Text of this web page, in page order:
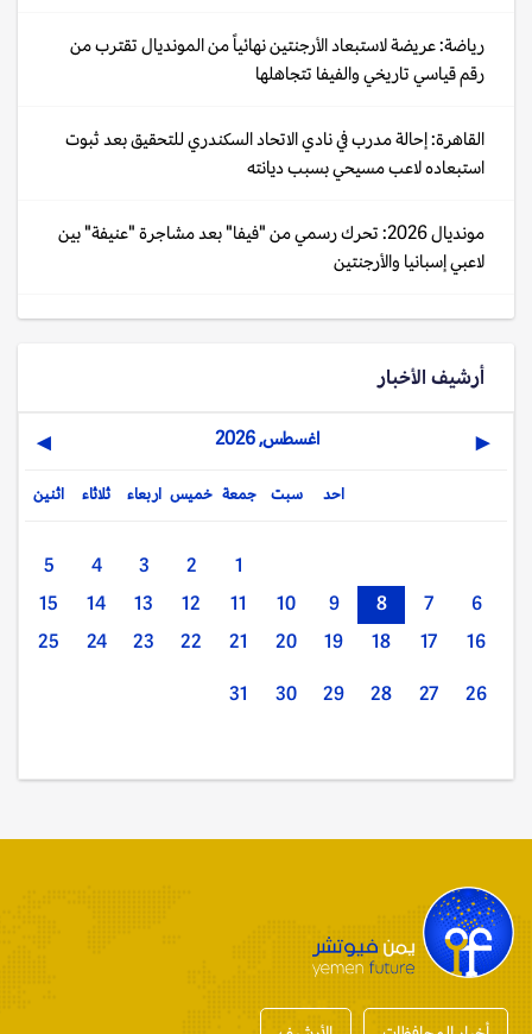
رياضة: عريضة لاستبعاد الأرجنتين نهائياً من المونديال تقترب من
رقم قياسي تاريخي والفيفا تتجاهلها
القاهرة: إحالة مدرب في نادي الاتحاد السكندري للتحقيق بعد ثبوت
استبعاده لاعب مسيحي بسبب ديانته
مونديال 2026: تحرك رسمي من "فيفا" بعد مشاجرة "عنيفة" بين
لاعبي إسبانيا والأرجنتين
أرشيف الأخبار
◀ اغسطس, 2026 ▶
اثنين ثلاثاء اربعاء خميس جمعة سبت احد
1
2
3
4
5
6
7
8
9
10
11
12
13
14
15
16
17
18
19
20
21
22
23
24
25
26
27
28
29
30
31